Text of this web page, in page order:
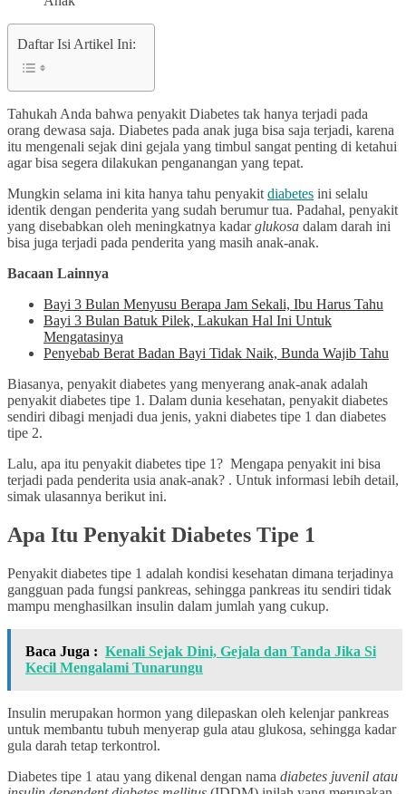
Daftar Isi Artikel Ini:
Tahukah Anda bahwa penyakit Diabetes tak hanya terjadi pada
orang dewasa saja. Diabetes pada anak juga bisa saja terjadi, karena
itu mengenali sejak dini gejala yang timbul sangat penting di ketahui
agar bisa segera dilakukan penganangan yang tepat.
Mungkin selama ini kita hanya tahu penyakit diabetes ini selalu
identik dengan penderita yang sudah berumur tua. Padahal, penyakit
yang disebabkan oleh meningkatnya kadarglukosa dalam darah ini
bisa juga terjadi pada penderita yang masih anak-anak.
Bacaan Lainnya
Bayi 3 Bulan Menyusu Berapa Jam Sekali, Ibu Harus Tahu
Bayi 3 Bulan Batuk Pilek, Lakukan Hal Ini Untuk
Mengatasinya
Penyebab Berat Badan Bayi Tidak Naik, Bunda Wajib Tahu
Biasanya, penyakit diabetes yang menyerang anak-anak adalah
penyakit diabetes tipe 1. Dalam dunia kesehatan, penyakit diabetes
sendiri dibagi menjadi dua jenis, yakni diabetes tipe 1 dan diabetes
tipe 2.
Lalu, apa itu penyakit diabetes tipe 1? Mengapa penyakit ini bisa
terjadi pada penderita usia anak-anak? . Untuk informasi lebih detail,
simak ulasannya berikut ini.
Apa Itu Penyakit Diabetes Tipe 1
Penyakit diabetes tipe 1 adalah kondisi kesehatan dimana terjadinya
gangguan pada fungsi pankreas, sehingga pankreas itu sendiri tidak
mampu menghasilkan insulin dalam jumlah yang cukup.
Baca Juga : Kenali Sejak Dini, Gejala dan Tanda Jika Si
Kecil Mengalami Tunarungu
Insulin merupakan hormon yang dilepaskan oleh kelenjar pankreas
untuk membantu tubuh menyerap gula atau glukosa, sehingga kadar
gula darah tetap terkontrol.
Diabetes tipe 1 atau yang dikenal dengan nama diabetes juvenil atau